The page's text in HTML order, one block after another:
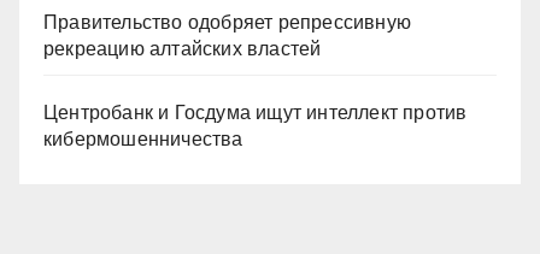
Правительство одобряет репрессивную
рекреацию алтайских властей
Центробанк и Госдума ищут интеллект против
кибермошенничества